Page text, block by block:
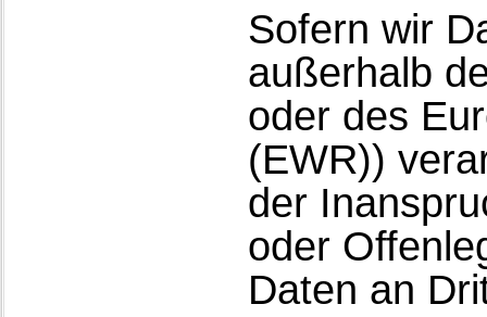
Sofern wir
außerhalb
oder des
(EWR))
der
oder
Daten an